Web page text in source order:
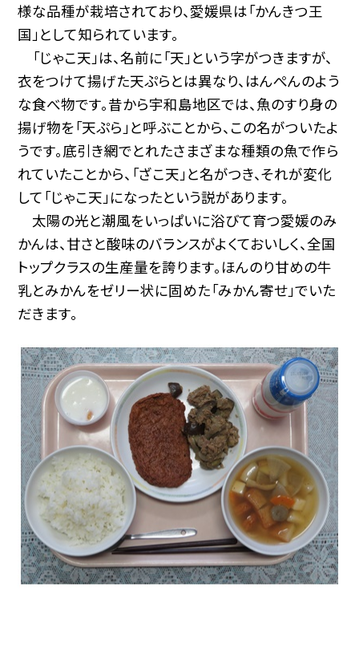
様な品種が栽培されており、愛媛県は「かんきつ王
国」として知られています。
「じゃこ天」は、名前に「天」という字がつきますが、
衣をつけて揚げた天ぷらとは異なり、はんぺんのよう
な食べ物です。昔から宇和島地区では、魚のすり身の
揚げ物を「天ぷら」と呼ぶことから、この名がついたよ
うです。底引き網でとれたさまざまな種類の魚で作ら
れていたことから、「ざこ天」と名がつき、それが変化
して「じゃこ天」になったという説があります。
太陽の光と潮風をいっぱいに浴びて育つ愛媛のみ
かんは、甘さと酸味のバランスがよくておいしく、全国
トップクラスの生産量を誇ります。ほんのり甘めの牛
乳とみかんをゼリー状に固めた「みかん寄せ」でいた
だきます。